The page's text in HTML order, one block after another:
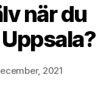
när du
2021